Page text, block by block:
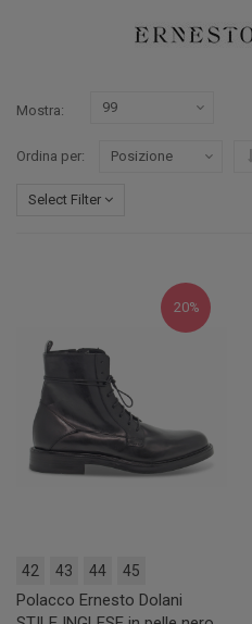
Mostra
Ordina per
Select Filter
20%
42 43 44 45
Polacco Ernesto Dolani